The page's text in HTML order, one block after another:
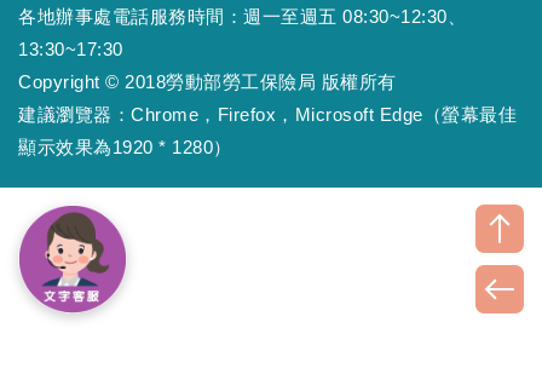
各地辦事處電話服務時間：週一至週五 08:30~12:30、
13:30~17:30
Copyright © 2018勞動部勞工保險局 版權所有
建議瀏覽器：Chrome，Firefox，Microsoft Edge（螢幕最佳
顯示效果為1920 * 1280）